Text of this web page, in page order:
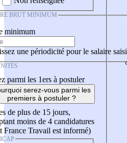
BRUT MINIMUM
minimum
une périodicité pour le salaire saisi
parmi les 1ers à postuler
serez-vous parmi les
premiers à postuler ?
de plus de 15 jours,
moins de 4 candidatures
France Travail est informé)